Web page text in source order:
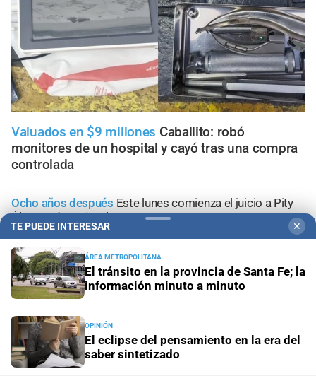
Valuados en $9 millones Caballito: robó
monitores de un hospital y cayó tras una compra
controlada
Ocho años después Este lunes comienza el juicio a Pity
Álvarez: de qué se lo acusa
Segundo caso fatal Murió un nene de tres años tras ser
atacado por un pitbull en Córdoba
sin vida en los piletones del Parque Garay
CondenadoCinco años de prisión por asaltar y golpear a
su propia madre en Monte Vera
TE PUEDE INTERESAR ✕
ÁREA METROPOLITANA
El tránsito en la provincia de Santa Fe; la
información minuto a minuto
OPINIÓN
El eclipse del pensamiento en la era del
saber sintetizado